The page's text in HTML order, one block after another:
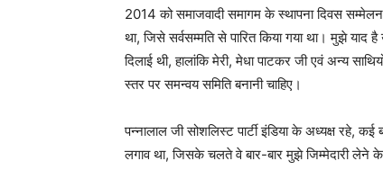
2014 को समाजवादी समागम के स्थापना दिवस
था, जिसे सर्वसम्मति से पारित किया गया था। मुझे याद
दिलाई थी, हालांकि मेरी, मेधा पाटकर जी एवं अन्य
स्तर पर समन्वय समिति बनानी चाहिए।
पन्नालाल जी सोशलिस्ट पार्टी इंडिया के अध्यक्ष रहे,
लगाव था, जिसके चलते वे बार-बार मुझे जिम्मेदारी लेने